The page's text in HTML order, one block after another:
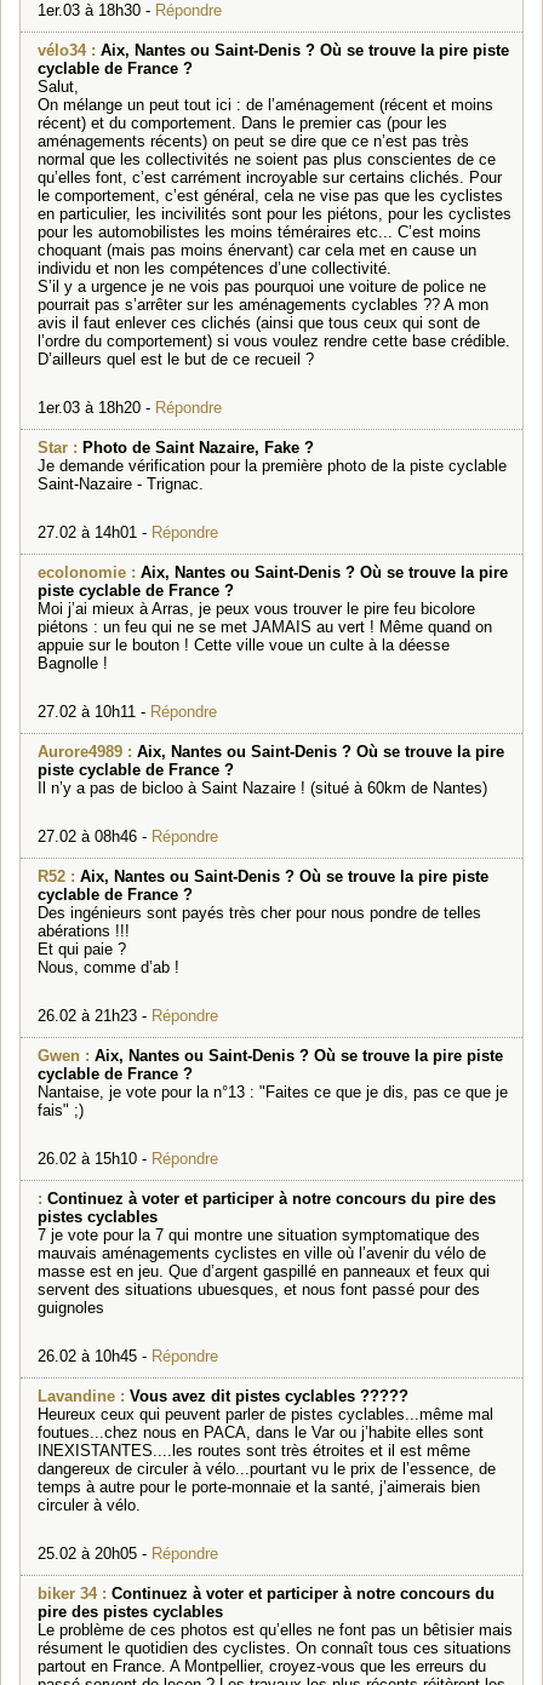
1er.03 à 18h30 - Répondre
vélo34 : Aix, Nantes ou Saint-Denis ? Où se trouve la pire piste
cyclable de France ?
Salut,
On mélange un peut tout ici : de l’aménagement (récent et moins
récent) et du comportement. Dans le premier cas (pour les
aménagements récents) on peut se dire que ce n’est pas très
normal que les collectivités ne soient pas plus conscientes de ce
qu’elles font, c’est carrément incroyable sur certains clichés. Pour
le comportement, c’est général, cela ne vise pas que les cyclistes
en particulier, les incivilités sont pour les piétons, pour les cyclistes
pour les automobilistes les moins téméraires etc... C’est moins
choquant (mais pas moins énervant) car cela met en cause un
individu et non les compétences d’une collectivité.
S’il y a urgence je ne vois pas pourquoi une voiture de police ne
pourrait pas s’arrêter sur les aménagements cyclables ?? A mon
avis il faut enlever ces clichés (ainsi que tous ceux qui sont de
l’ordre du comportement) si vous voulez rendre cette base crédible.
D’ailleurs quel est le but de ce recueil ?
1er.03 à 18h20 - Répondre
Star : Photo de Saint Nazaire, Fake ?
Je demande vérification pour la première photo de la piste cyclable
Saint-Nazaire - Trignac.
27.02 à 14h01 - Répondre
ecolonomie : Aix, Nantes ou Saint-Denis ? Où se trouve la pire
piste cyclable de France ?
Moi j’ai mieux à Arras, je peux vous trouver le pire feu bicolore
piétons : un feu qui ne se met JAMAIS au vert ! Même quand on
appuie sur le bouton ! Cette ville voue un culte à la déesse
Bagnolle !
27.02 à 10h11 - Répondre
Aurore4989 : Aix, Nantes ou Saint-Denis ? Où se trouve la pire
piste cyclable de France ?
Il n’y a pas de bicloo à Saint Nazaire ! (situé à 60km de Nantes)
27.02 à 08h46 - Répondre
R52 : Aix, Nantes ou Saint-Denis ? Où se trouve la pire piste
cyclable de France ?
Des ingénieurs sont payés très cher pour nous pondre de telles
abérations !!!
Et qui paie ?
Nous, comme d’ab !
26.02 à 21h23 - Répondre
Gwen : Aix, Nantes ou Saint-Denis ? Où se trouve la pire piste
cyclable de France ?
Nantaise, je vote pour la n°13 : "Faites ce que je dis, pas ce que je
fais" ;)
26.02 à 15h10 - Répondre
: Continuez à voter et participer à notre concours du pire des
pistes cyclables
7 je vote pour la 7 qui montre une situation symptomatique des
mauvais aménagements cyclistes en ville où l’avenir du vélo de
masse est en jeu. Que d’argent gaspillé en panneaux et feux qui
servent des situations ubuesques, et nous font passé pour des
guignoles
26.02 à 10h45 - Répondre
Lavandine : Vous avez dit pistes cyclables ?????
Heureux ceux qui peuvent parler de pistes cyclables...même mal
foutues...chez nous en PACA, dans le Var ou j’habite elles sont
INEXISTANTES....les routes sont très étroites et il est même
dangereux de circuler à vélo...pourtant vu le prix de l’essence, de
temps à autre pour le porte-monnaie et la santé, j’aimerais bien
circuler à vélo.
25.02 à 20h05 - Répondre
biker 34 : Continuez à voter et participer à notre concours du
pire des pistes cyclables
Le problème de ces photos est qu’elles ne font pas un bêtisier mais
résument le quotidien des cyclistes. On connaît tous ces situations
partout en France. A Montpellier, croyez-vous que les erreurs du